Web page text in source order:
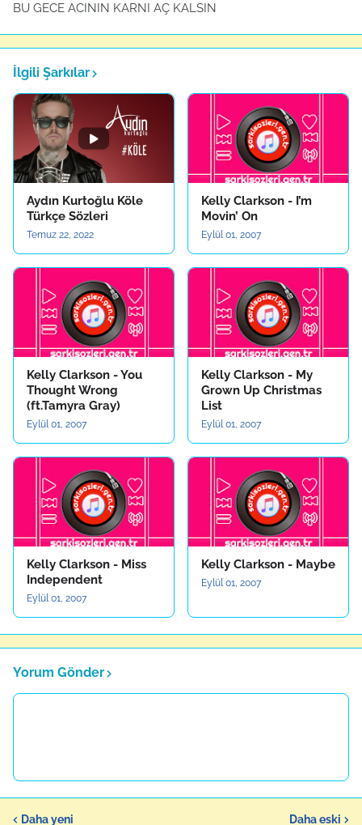
BU GECE ACININ KARNI AÇ KALSIN
İlgili Şarkılar
Aydın Kurtoğlu Köle
Türkçe Sözleri
Temuz 22, 2022
Kelly Clarkson - I’m
Movin’ On
Eylül 01, 2007
Kelly Clarkson - You
Thought Wrong
(ft.Tamyra Gray)
Eylül 01, 2007
Kelly Clarkson - My
Grown Up Christmas
List
Eylül 01, 2007
Kelly Clarkson - Miss
Independent
Eylül 01, 2007
Kelly Clarkson - Maybe
Eylül 01, 2007
Yorum Gönder
Daha yeni Daha eski